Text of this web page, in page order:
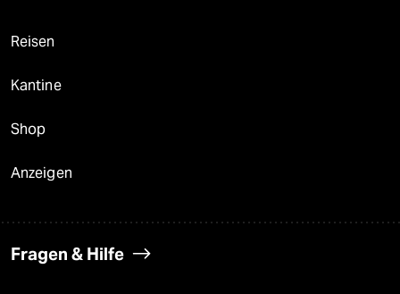
Reisen
Kantine
Shop
Anzeigen
Fragen & Hilfe